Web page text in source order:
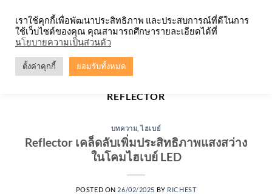
content
REFLECTOR
บทความ ,ไฮเบย์
Reflector เคล็ดลับเพิ่มประสิทธิภาพแสงสว่าง
ในโคมไฮเบย์ LED
POSTED ON 26/02/2025 BY RICHEST
เราใช้คุกกี้เพื่อพัฒนาประสิทธิภาพ และประสบการณ์ที่ดีในการ
ใช้เว็บไซต์ของคุณ คุณสามารถศึกษารายละเอียดได้ที่
นโยบายความเป็นส่วนตัว
ตั้งค่าคุกกี้ ยอมรับทั้งหมด